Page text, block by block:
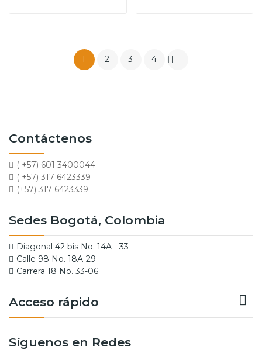
1 2 3 4 
Contáctenos
( +57) 601 3400044
( +57) 317 6423339
(+57) 317 6423339
Sedes Bogotá, Colombia
Diagonal 42 bis No. 14A - 33
Calle 98 No. 18A-29
Carrera 18 No. 33-06
Acceso rápido 
Síguenos en Redes